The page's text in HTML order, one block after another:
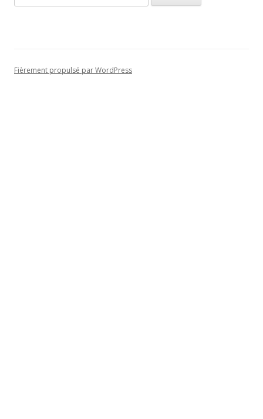
Fièrement propulsé par WordPress